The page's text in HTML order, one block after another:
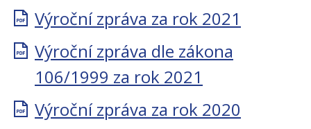
Výroční zpráva za rok 2021
Výroční zpráva dle zákona
106/1999 za rok 2021
Výroční zpráva za rok 2020